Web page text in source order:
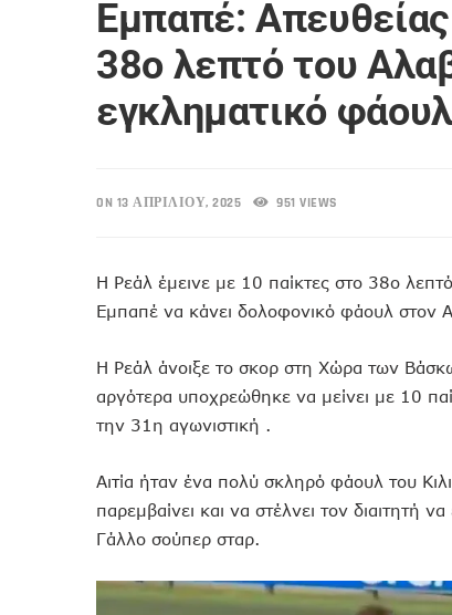
Εμπαπέ:
38ο λεπτό του
εγκληματικό
ON 13 ΑΠΡΙΛΊΟΥ, 2025 951 VIEWS
Η Ρεάλ έμεινε με 10 παίκτες στο 38ο
Εμπαπέ να κάνει δολοφονικό φάουλ στον
Η Ρεάλ άνοιξε το σκορ στη Χώρα των
αργότερα υποχρεώθηκε να μείνει με 10
την 31η αγωνιστική .
Αιτία ήταν ένα πολύ σκληρό φάουλ του
παρεμβαίνει και να στέλνει τον διαιτητή
Γάλλο σούπερ σταρ.